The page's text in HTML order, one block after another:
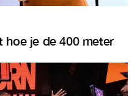
hoe je de 400 meter